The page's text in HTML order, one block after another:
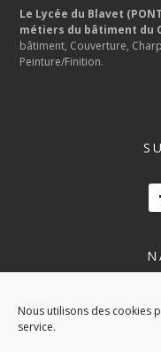
Nous utilisons des cookies
service.
Le Lycée du Blavet
métiers du bâtiment du
bâtiment, Couverture,
Peinture/Finition.
NOS